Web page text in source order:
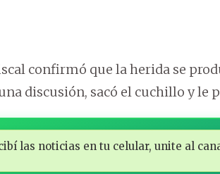
confirmó que la herida se
discusión, sacó el cuchillo y le
las noticias en tu celular, unite al